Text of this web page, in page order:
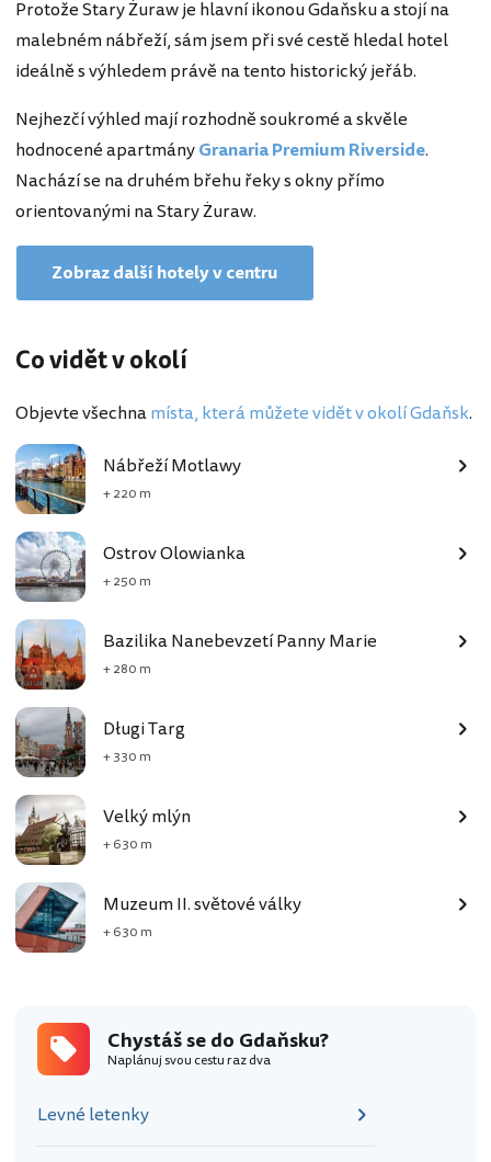
Protože Stary Żuraw je hlavní ikonou Gdaňsku a stojí na
malebném nábřeží, sám jsem při své cestě hledal hotel
ideálně s výhledem právě na tento historický jeřáb.
Nejhezčí výhled mají rozhodně soukromé a skvěle
hodnocené apartmányGranaria Premium Riverside.
Nachází se na druhém břehu řeky s okny přímo
orientovanými na Stary Żuraw.
Zobraz další hotely v centru
Co vidět v okolí
Objevte všechnamísta, která můžete vidět v okolí Gdaňsk.
Nábřeží Motlawy
+ 220 m
Ostrov Olowianka
+ 250 m
Bazilika Nanebevzetí Panny Marie
+ 280 m
Długi Targ
+ 330 m
Velký mlýn
+ 630 m
Muzeum II. světové války
+ 630 m
Chystáš se do Gdaňsku?
Naplánuj svou cestu raz dva
Levné letenky